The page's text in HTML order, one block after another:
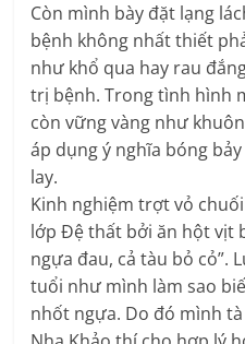
Còn mình bày đặt lạng
bệnh không nhất thiết
như khổ qua hay rau
trị bệnh. Trong tình hình
còn vững vàng như
áp dụng ý nghĩa bóng
lay.
Kinh nghiệm trợt vỏ
lớp Đệ thất bởi ăn hột vịt
ngựa đau, cả tàu bỏ cỏ”.
tuổi như mình làm sao
nhốt ngựa. Do đó mình